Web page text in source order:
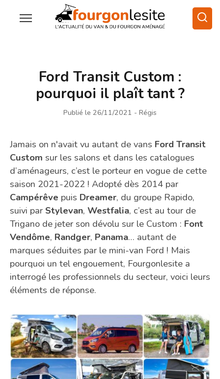
Ford Transit Custom :
pourquoi il plaît tant ?
Publié le 26/11/2021 - Régis
Jamais on n'avait vu autant de vans Ford Transit
Custom sur les salons et dans les catalogues
d’aménageurs, c’est le porteur en vogue de cette
saison 2021-2022 ! Adopté dès 2014 par
Campérêve puis Dreamer, du groupe Rapido,
suivi par Stylevan, Westfalia, c’est au tour de
Trigano de jeter son dévolu sur le Custom : Font
Vendôme, Randger, Panama… autant de
marques séduites par le mini-van Ford ! Mais
pourquoi un tel engouement, Fourgonlesite a
interrogé les professionnels du secteur, voici leurs
éléments de réponse.